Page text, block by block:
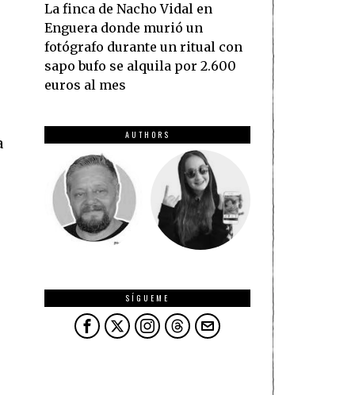
La finca de Nacho Vidal en
Enguera donde murió un
fotógrafo durante un ritual con
sapo bufo se alquila por 2.600
euros al mes
AUTHORS
SÍGUEME